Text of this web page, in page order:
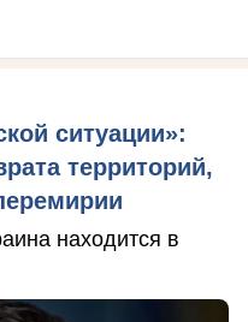
ситуации»:
территорий,
находится в